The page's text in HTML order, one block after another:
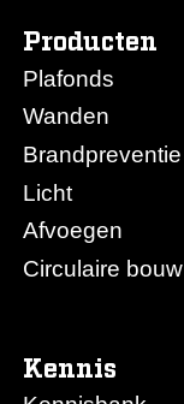
Producten
Plafonds
Wanden
Brandpreventie
Licht
Afvoegen
Circulaire bouw
Kennis